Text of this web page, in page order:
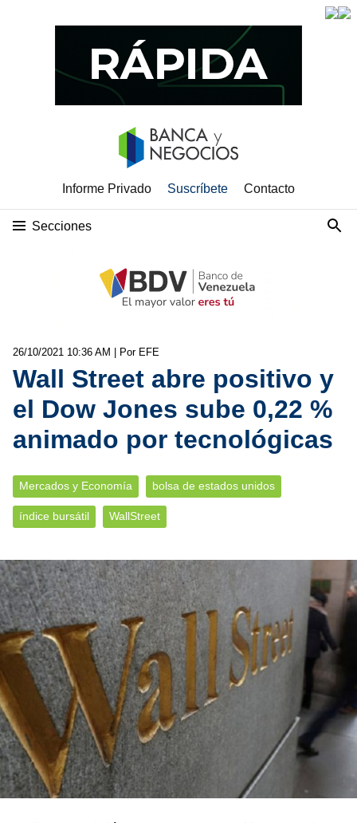
Informe Privado Suscríbete Contacto
Secciones
26/10/2021 10:36 AM | Por EFE
Wall Street abre positivo y
el Dow Jones sube 0,22 %
animado por tecnológicas
Mercados y Economía bolsa de estados unidos
índice bursátil WallStreet